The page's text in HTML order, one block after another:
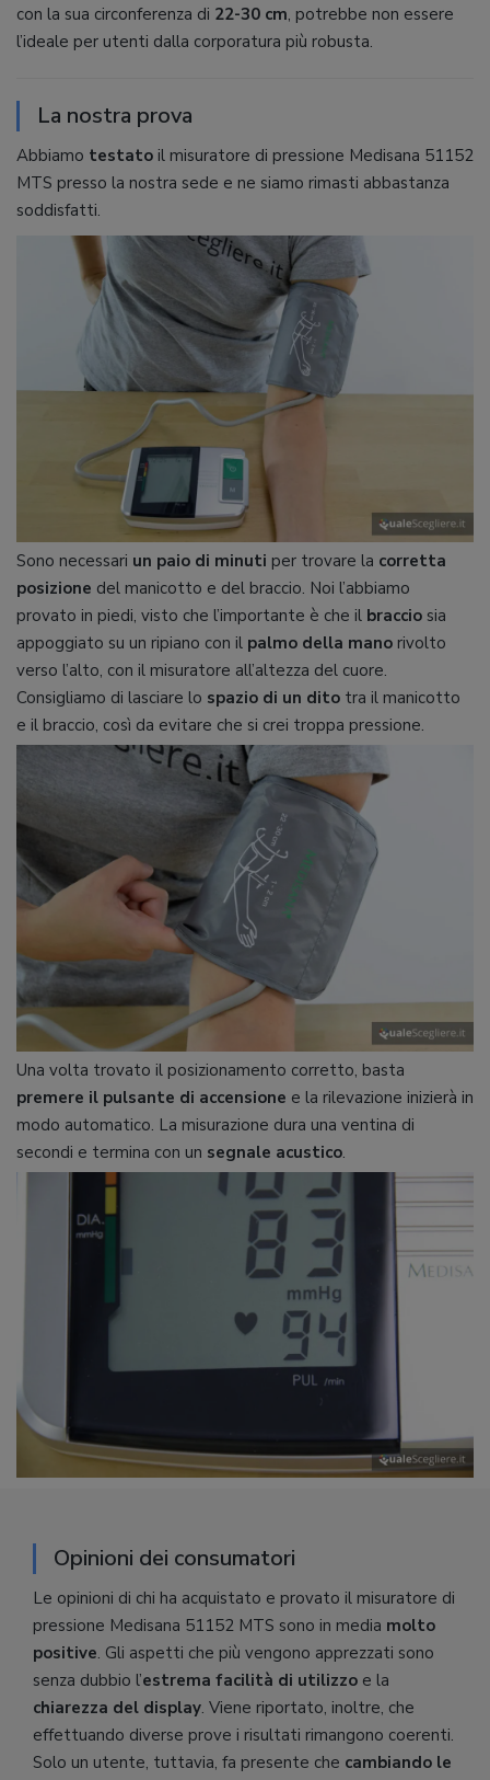
con la sua circonferenza di 22-30 cm, potrebbe non essere
l’ideale per utenti dalla corporatura più robusta.
La nostra prova
Abbiamo testato il misuratore di pressione Medisana 51152
MTS presso la nostra sede e ne siamo rimasti abbastanza
soddisfatti.
Sono necessari un paio di minuti per trovare la corretta
posizione del manicotto e del braccio. Noi l’abbiamo
provato in piedi, visto che l’importante è che il braccio sia
appoggiato su un ripiano con il palmo della mano rivolto
verso l’alto, con il misuratore all’altezza del cuore.
Consigliamo di lasciare lo spazio di un dito tra il manicotto
e il braccio, così da evitare che si crei troppa pressione.
Una volta trovato il posizionamento corretto, basta
premere il pulsante di accensione e la rilevazione inizierà in
modo automatico. La misurazione dura una ventina di
secondi e termina con un segnale acustico.
Opinioni dei consumatori
Le opinioni di chi ha acquistato e provato il misuratore di
pressione Medisana 51152 MTS sono in media molto
positive. Gli aspetti che più vengono apprezzati sono
senza dubbio l’estrema facilità di utilizzo e la
chiarezza del display. Viene riportato, inoltre, che
effettuando diverse prove i risultati rimangono coerenti.
Solo un utente, tuttavia, fa presente che cambiando le